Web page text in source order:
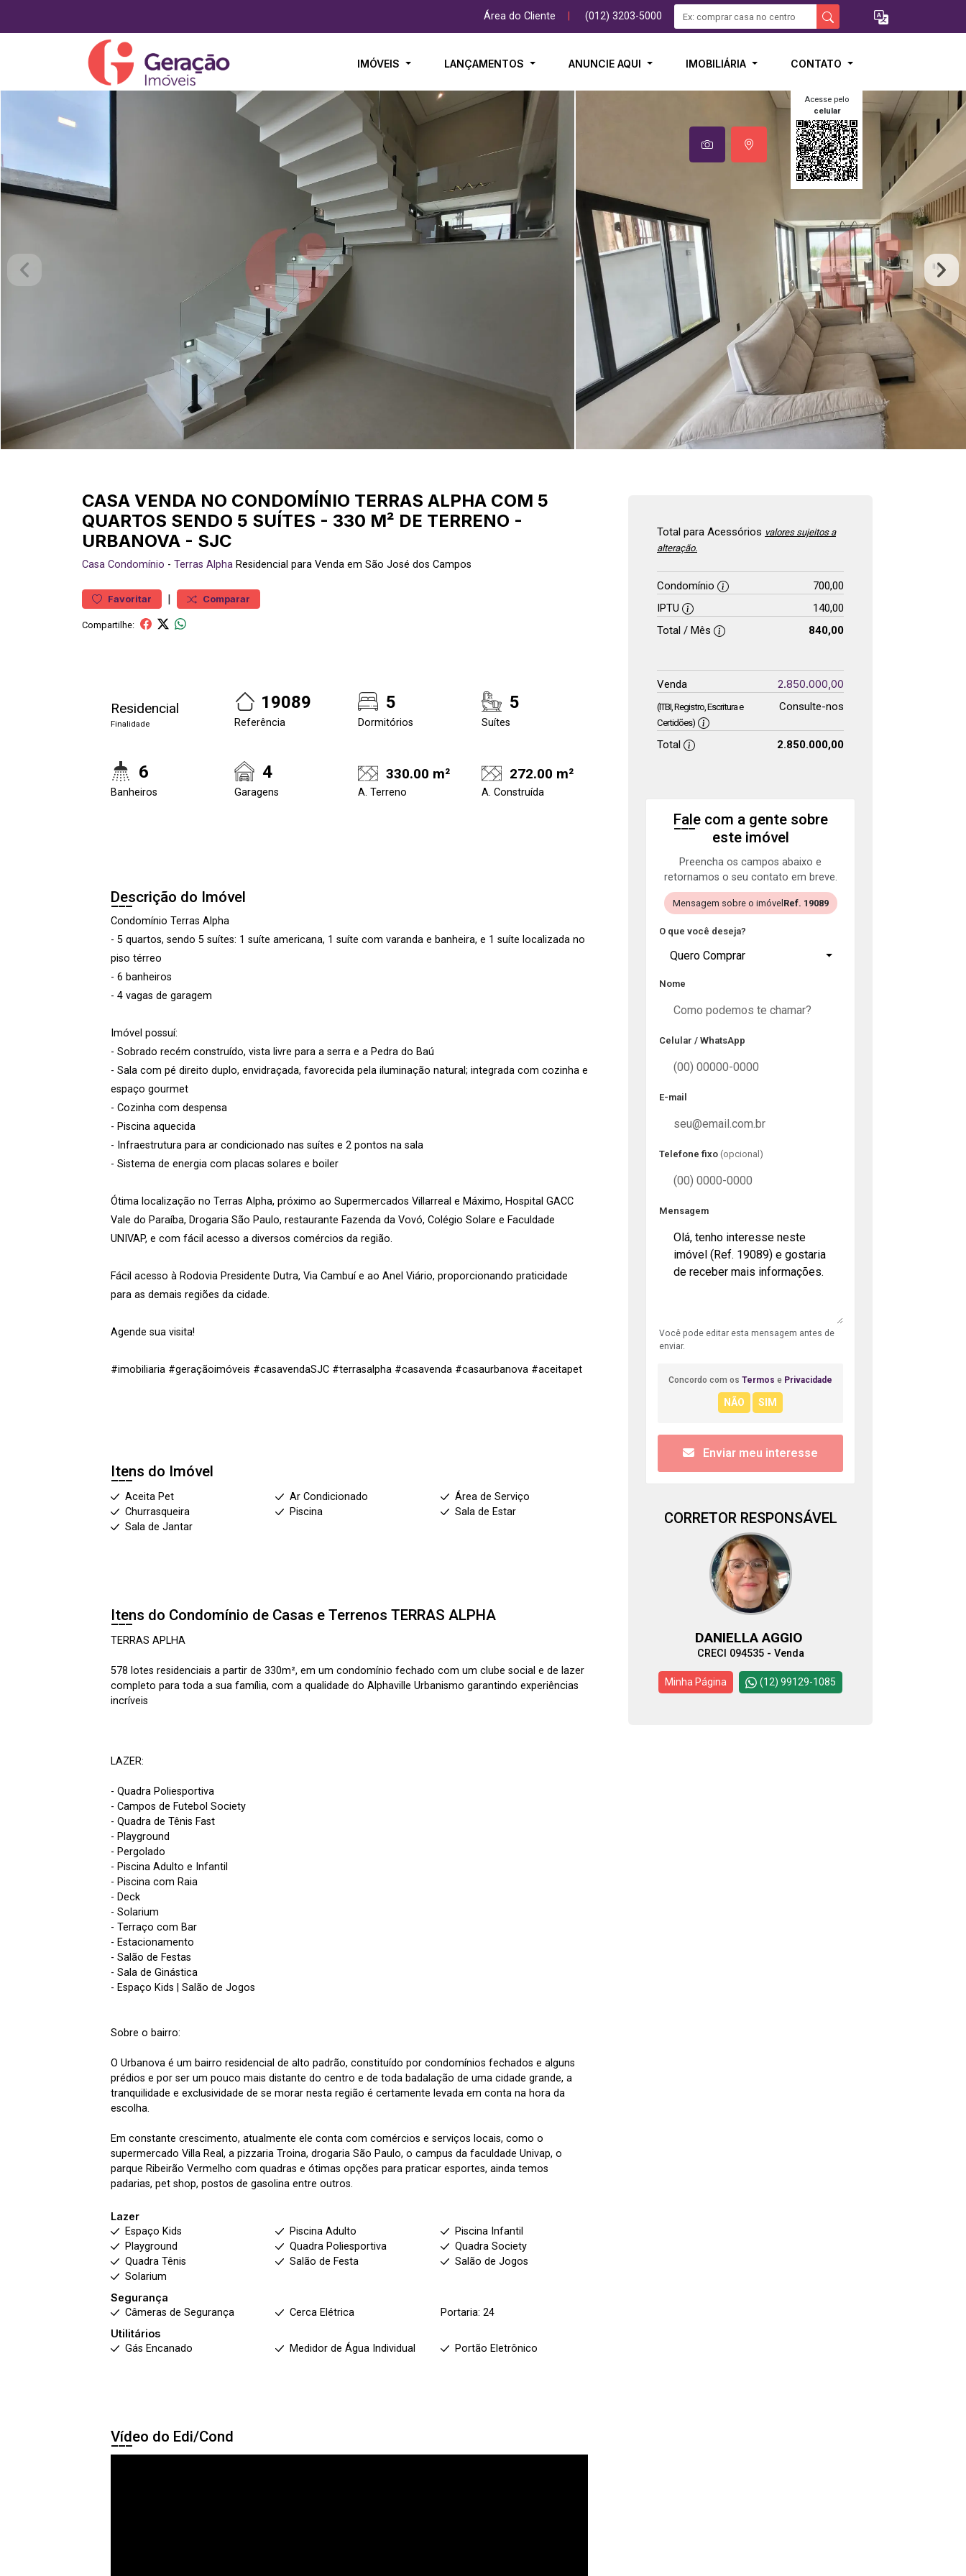
Área do Cliente (012) 3203-5000
IMÓVEIS LANÇAMENTOS ANUNCIE AQUI IMOBILIÁRIA CONTATO
Acesse pelo
celular
CASA VENDA NO CONDOMÍNIO TERRAS ALPHA COM 5
QUARTOS SENDO 5 SUÍTES - 330 M² DE TERRENO -
URBANOVA - SJC
Casa Condomínio - Terras Alpha Residencial para Venda em São José dos Campos
Favoritar | Comparar
Compartilhe:
Residencial
Finalidade
19089
Referência
5
Dormitórios
5
Suítes
6
Banheiros
4
Garagens
330.00 m²
A. Terreno
272.00 m²
A. Construída
Descrição do Imóvel
Condomínio Terras Alpha
- 5 quartos, sendo 5 suítes: 1 suíte americana, 1 suíte com varanda e banheira, e 1 suíte localizada no
piso térreo
- 6 banheiros
- 4 vagas de garagem
Imóvel possuí:
- Sobrado recém construído, vista livre para a serra e a Pedra do Baú
- Sala com pé direito duplo, envidraçada, favorecida pela iluminação natural; integrada com cozinha e
espaço gourmet
- Cozinha com despensa
- Piscina aquecida
- Infraestrutura para ar condicionado nas suítes e 2 pontos na sala
- Sistema de energia com placas solares e boiler
Ótima localização no Terras Alpha, próximo ao Supermercados Villarreal e Máximo, Hospital GACC
Vale do Paraíba, Drogaria São Paulo, restaurante Fazenda da Vovó, Colégio Solare e Faculdade
UNIVAP, e com fácil acesso a diversos comércios da região.
Fácil acesso à Rodovia Presidente Dutra, Via Cambuí e ao Anel Viário, proporcionando praticidade
para as demais regiões da cidade.
Agende sua visita!
#imobiliaria #geraçãoimóveis #casavendaSJC #terrasalpha #casavenda #casaurbanova #aceitapet
Itens do Imóvel
Aceita Pet Ar Condicionado
Área de Serviço
Churrasqueira
Piscina
Sala de Estar
Sala de Jantar
Itens do Condomínio de Casas e Terrenos TERRAS ALPHA
TERRAS APLHA
578 lotes residenciais a partir de 330m², em um condomínio fechado com um clube social e de lazer
completo para toda a sua família, com a qualidade do Alphaville Urbanismo garantindo experiências
incríveis
LAZER:
- Quadra Poliesportiva
- Campos de Futebol Society
- Quadra de Tênis Fast
- Playground
- Pergolado
- Piscina Adulto e Infantil
- Piscina com Raia
- Deck
- Solarium
- Terraço com Bar
- Estacionamento
- Salão de Festas
- Sala de Ginástica
- Espaço Kids | Salão de Jogos
Sobre o bairro:
O Urbanova é um bairro residencial de alto padrão, constituído por condomínios fechados e alguns
prédios e por ser um pouco mais distante do centro e de toda badalação de uma cidade grande, a
tranquilidade e exclusividade de se morar nesta região é certamente levada em conta na hora da
escolha.
Em constante crescimento, atualmente ele conta com comércios e serviços locais, como o
supermercado Villa Real, a pizzaria Troina, drogaria São Paulo, o campus da faculdade Univap, o
parque Ribeirão Vermelho com quadras e ótimas opções para praticar esportes, ainda temos
padarias, pet shop, postos de gasolina entre outros.
Lazer
Espaço Kids
Piscina Adulto
Piscina Infantil
Playground
Quadra Poliesportiva
Quadra Society
Quadra Tênis
Salão de Festa
Salão de Jogos
Solarium
Segurança
Câmeras de Segurança
Cerca Elétrica
Portaria: 24
Utilitários
Gás Encanado
Medidor de Água Individual Portão Eletrônico
Vídeo do Edi/Cond
Total para Acessórios valores sujeitos a
alteração.
Condomínio
700,00
IPTU
140,00
Total / Mês
840,00
Venda 2.850.000,00
(ITBI, Registro, Escritura e
Certidões)
Consulte-nos
Total 2.850.000,00
Fale com a gente sobre
este imóvel
Preencha os campos abaixo e
retornamos o seu contato em breve.
Mensagem sobre o imóvel Ref. 19089
O que você deseja?
Quero Comprar
Nome
Celular / WhatsApp
E-mail
Telefone fixo (opcional)
Mensagem
Você pode editar esta mensagem antes de
enviar.
Concordo com os Termos e Privacidade
Enviar meu interesse
CORRETOR RESPONSÁVEL
DANIELLA AGGIO
CRECI 094535 - Venda
Minha Página (12) 99129-1085